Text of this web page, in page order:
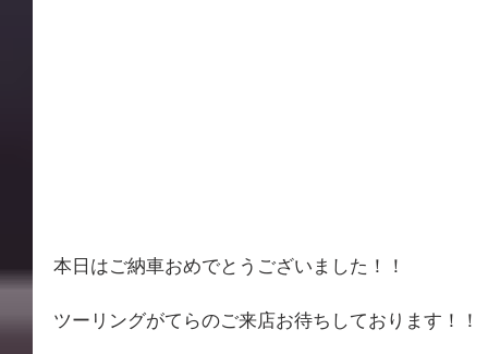
本日はご納車おめでとうございました！！
ツーリングがてらのご来店お待ちしております！！